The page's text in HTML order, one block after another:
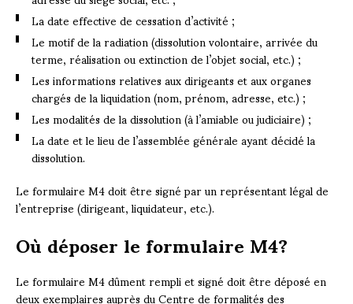
La date effective de cessation d’activité ;
Le motif de la radiation (dissolution volontaire, arrivée du
terme, réalisation ou extinction de l’objet social, etc.) ;
Les informations relatives aux dirigeants et aux organes
chargés de la liquidation (nom, prénom, adresse, etc.) ;
Les modalités de la dissolution (à l’amiable ou judiciaire) ;
La date et le lieu de l’assemblée générale ayant décidé la
dissolution.
Le formulaire M4 doit être signé par un représentant légal de
l’entreprise (dirigeant, liquidateur, etc.).
Où déposer le formulaire M4?
Le formulaire M4 dûment rempli et signé doit être déposé en